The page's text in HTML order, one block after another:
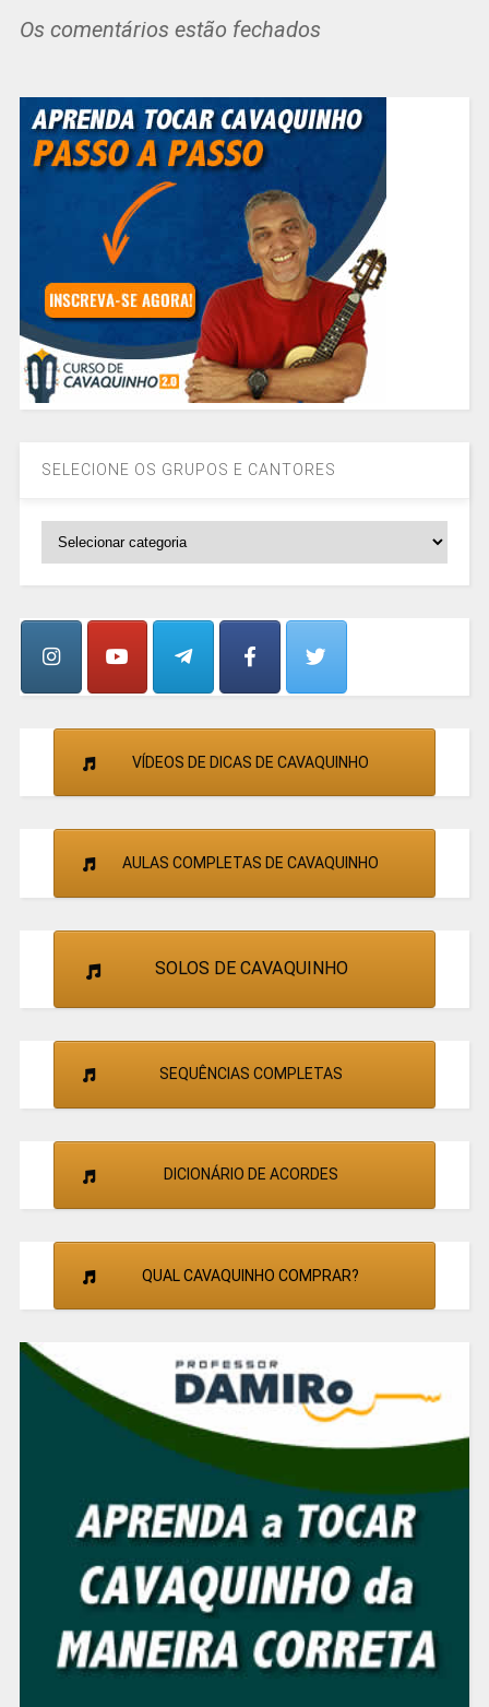
Os comentários estão fechados
SELECIONE OS GRUPOS E CANTORES
SELECIONE
CANTORES
VÍDEOS DE DICAS DE CAVAQUINHO
AULAS COMPLETAS DE CAVAQUINHO
SOLOS DE CAVAQUINHO
SEQUÊNCIAS COMPLETAS
DICIONÁRIO DE ACORDES
QUAL CAVAQUINHO COMPRAR?